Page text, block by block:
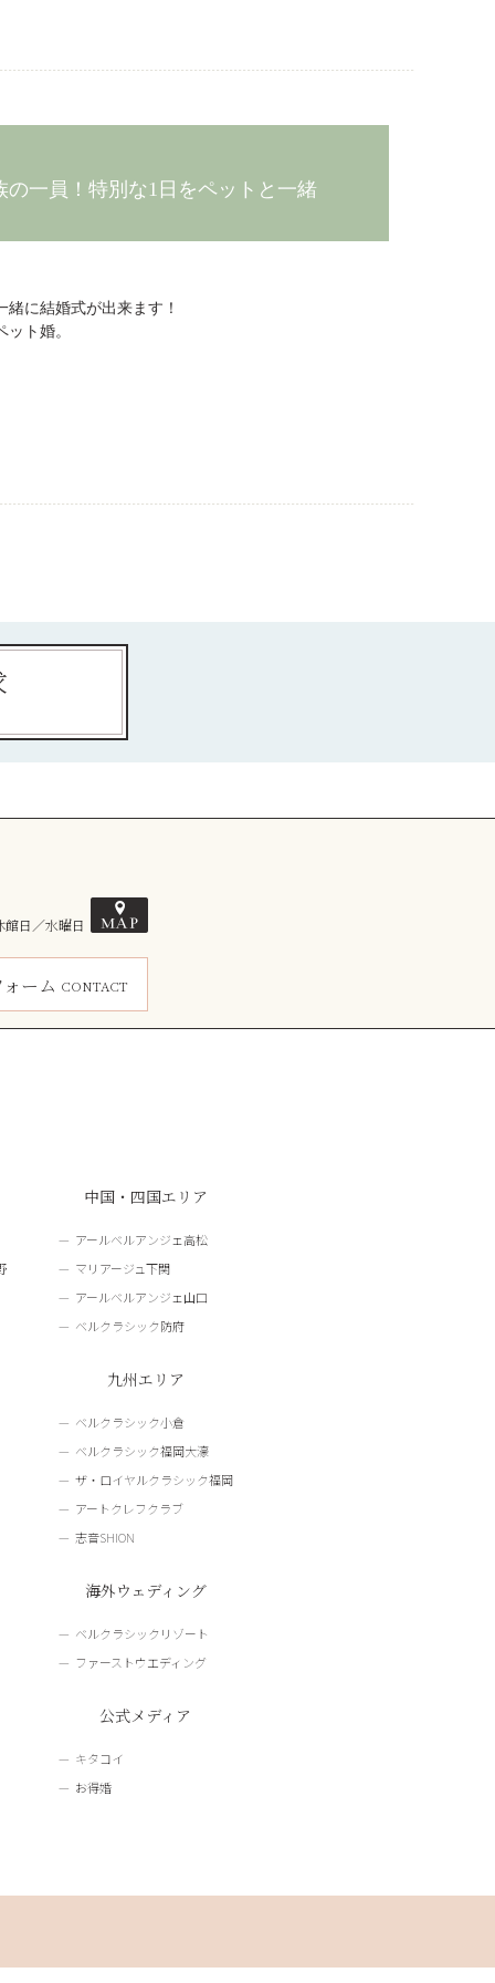
一員！特別な1日をペットと一緒
に結婚式が出来ます！
ト婚。
日／水曜日
ーム CONTACT
中国・四国エリア
アールベルアンジェ高松
マリアージュ下関
アールベルアンジェ山口
ベルクラシック防府
九州エリア
ベルクラシック小倉
ベルクラシック福岡大濠
ザ・ロイヤルクラシック福岡
アートクレフクラブ
志音SHION
海外ウェディング
ベルクラシックリゾート
ファーストウエディング
公式メディア
キタコイ
お得婚